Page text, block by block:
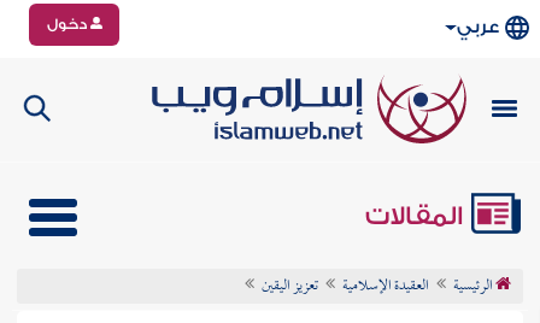
عربي دخول
المقالات
الرئيسية العقيدة الإسلامية تعزيز اليقين